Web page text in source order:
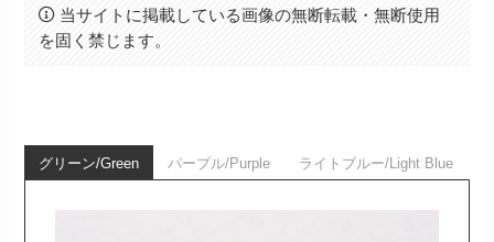
当サイトに掲載している画像の無断転載・無断使用
を固く禁じます。
グリーン/Green パープル/Purple ライトブルー/Light Blue